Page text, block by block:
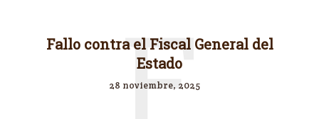
Fallo contra el Fiscal General del
Estado
28 noviembre, 2025
F